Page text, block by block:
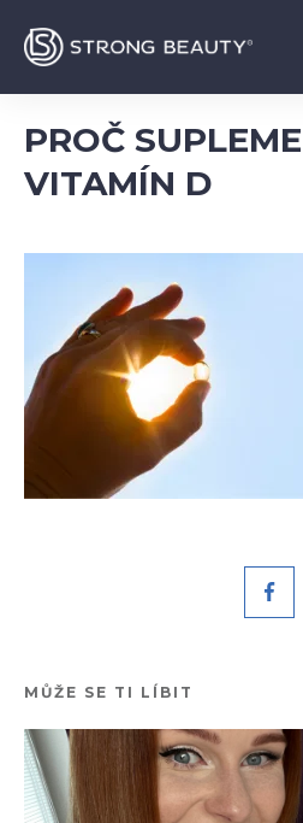
PROČ
VITAMÍN D
MŮŽE SE TI LÍBIT